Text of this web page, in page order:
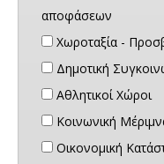
αποφάσεων
Χωροταξία -
Δημοτική
Αθλητικοί Χώροι
Κοινωνική
Οικονομική